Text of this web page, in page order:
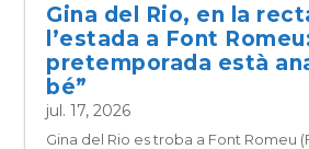
Gina del Rio, en la
l’estada a Font
pretemporada està
bé”
jul. 17, 2026
Gina del Rio es troba a Font Romeu